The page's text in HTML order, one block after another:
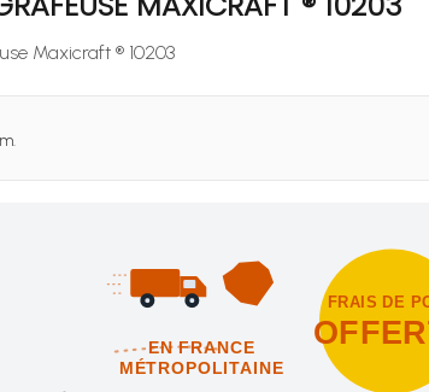
Maxicraft ® 10203
EN FRANCE
MÉTROPOLITAINE
FRAIS DE